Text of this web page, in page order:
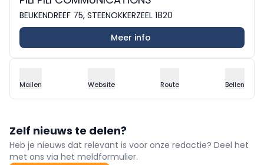
BEUKENDREEF 75, STEENOKKERZEEL 1820
Meer info
Mailen Website Route Bellen
Zelf nieuws te delen?
Heb je nieuws dat relevant is voor onze redactie? Deel het
met ons via het meldformulier.